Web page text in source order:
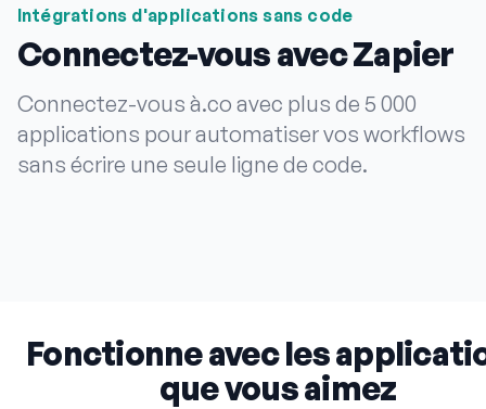
Intégrations d'applications sans code
Connectez-vous avec Zapier
Connectez-vous à.co avec plus de 5 000
applications pour automatiser vos workflows
sans écrire une seule ligne de code.
Fonctionne avec les
que vous aimez